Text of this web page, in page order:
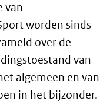
van
worden sinds
over de
van
algemeen en van
in het bijzonder.